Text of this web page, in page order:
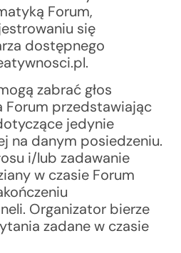
Forum,
się
dostępnego
zabrać głos
Forum przedstawiając
jedynie
na danym posiedzeniu.
i/lub zadawanie
w czasie Forum
Organizator bierze
zadane w czasie